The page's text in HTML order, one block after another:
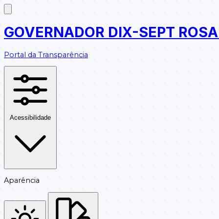
GOVERNADOR DIX-SEPT
Portal da Transparência
Acessibilidade
Aparência